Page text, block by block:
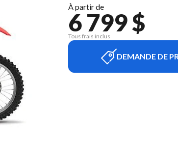
À partir de
6 799 $
Tous frais inclus
DEMANDE DE